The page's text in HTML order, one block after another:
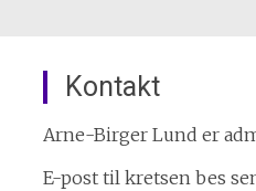
Kontakt
Arne-Birger Lund er
E-post til kretsen bes